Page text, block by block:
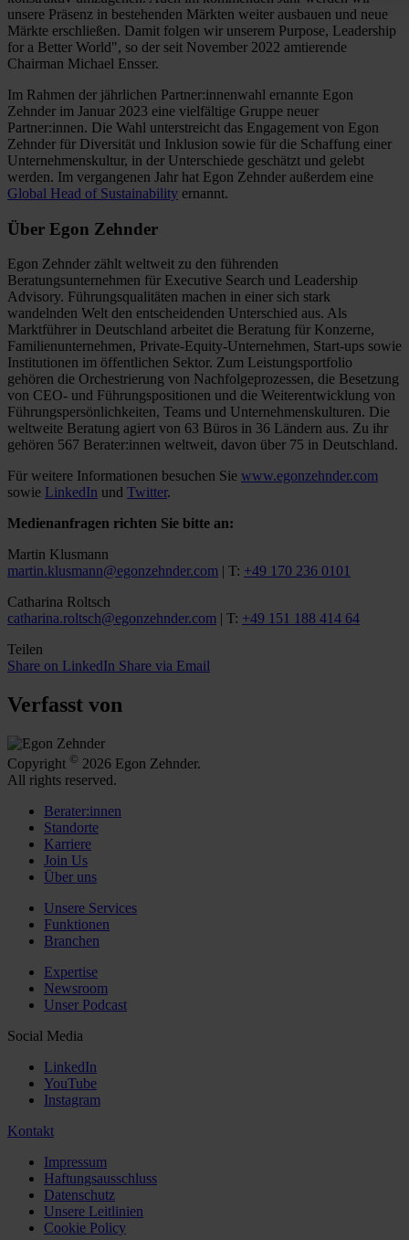
unsere Präsenz in bestehenden Märkten weiter ausbauen und neue
Märkte erschließen. Damit folgen wir unserem Purpose, Leadership
for a Better World", so der seit November 2022 amtierende
Chairman Michael Ensser.
Im Rahmen der jährlichen Partner:innenwahl ernannte Egon
Zehnder im Januar 2023 eine vielfältige Gruppe neuer
Partner:innen. Die Wahl unterstreicht das Engagement von Egon
Zehnder für Diversität und Inklusion sowie für die Schaffung einer
Unternehmenskultur, in der Unterschiede geschätzt und gelebt
werden. Im vergangenen Jahr hat Egon Zehnder außerdem eine
Global Head of Sustainability ernannt.
Über Egon Zehnder
Egon Zehnder zählt weltweit zu den führenden
Beratungsunternehmen für Executive Search und Leadership
Advisory. Führungsqualitäten machen in einer sich stark
wandelnden Welt den entscheidenden Unterschied aus. Als
Marktführer in Deutschland arbeitet die Beratung für Konzerne,
Familienunternehmen, Private-Equity-Unternehmen, Start-ups sowie
Institutionen im öffentlichen Sektor. Zum Leistungsportfolio
gehören die Orchestrierung von Nachfolgeprozessen, die Besetzung
von CEO- und Führungspositionen und die Weiterentwicklung von
Führungspersönlichkeiten, Teams und Unternehmenskulturen. Die
weltweite Beratung agiert von 63 Büros in 36 Ländern aus. Zu ihr
gehören 567 Berater:innen weltweit, davon über 75 in Deutschland.
Für weitere Informationen besuchen Sie www.egonzehnder.com
sowie LinkedIn und Twitter.
Medienanfragen richten Sie bitte an:
Martin Klusmann
martin.klusmann@egonzehnder.com | T: +49 170 236 0101
Catharina Roltsch
catharina.roltsch@egonzehnder.com | T: +49 151 188 414 64
Teilen
Share on LinkedIn Share via Email
Verfasst von
Copyright © 2026 Egon Zehnder.
All rights reserved.
Berater:innen
Standorte
Karriere
Join Us
Über uns
Unsere Services
Funktionen
Branchen
Expertise
Newsroom
Unser Podcast
Social Media
LinkedIn
YouTube
Instagram
Kontakt
Impressum
Haftungsausschluss
Datenschutz
Unsere Leitlinien
Cookie Policy